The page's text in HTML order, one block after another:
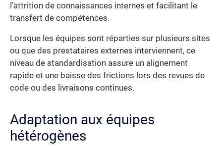
l’attrition de connaissances internes et facilitant le
transfert de compétences.
Lorsque les équipes sont réparties sur plusieurs sites
ou que des prestataires externes interviennent, ce
niveau de standardisation assure un alignement
rapide et une baisse des frictions lors des revues de
code ou des livraisons continues.
Adaptation aux équipes
hétérogènes